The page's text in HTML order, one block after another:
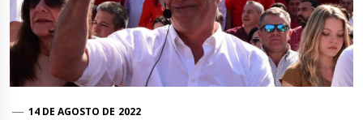
14 DE AGOSTO DE 2022